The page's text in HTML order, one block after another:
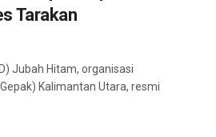
Tarakan
Jubah Hitam, organisasi
Kalimantan Utara, resmi